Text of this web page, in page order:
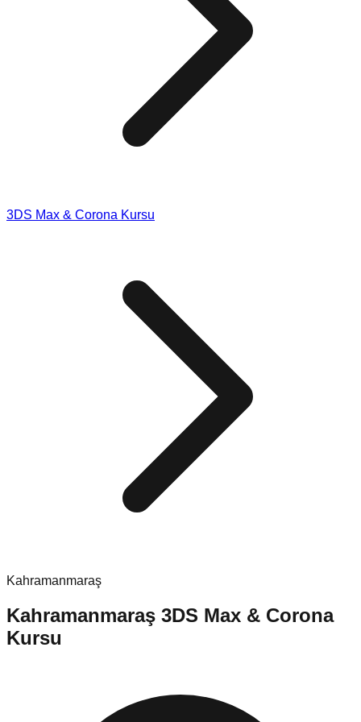
3DS Max & Corona Kursu
Kahramanmaraş
Kahramanmaraş 3DS Max & Corona
Kursu